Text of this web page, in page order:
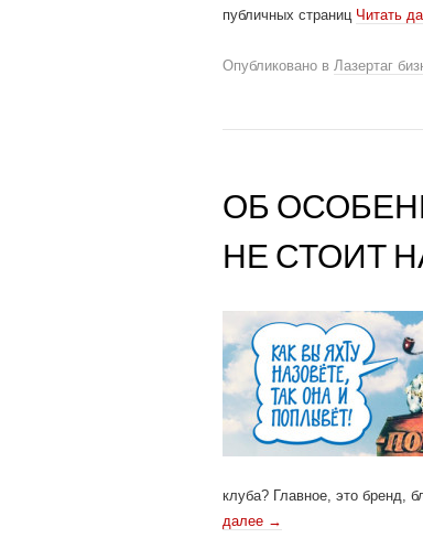
публичных страниц Читать
Опубликовано в Лазертаг
ОБ
НЕ СТОИТ
клуба? Главное, это бренд,
далее →